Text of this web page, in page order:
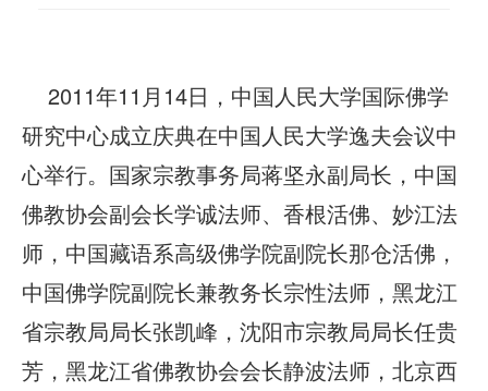
2011年11月14日，中国人民大学国际佛学
研究中心成立庆典在中国人民大学逸夫会议中
心举行。国家宗教事务局蒋坚永副局长，中国
佛教协会副会长学诚法师、香根活佛、妙江法
师，中国藏语系高级佛学院副院长那仓活佛，
中国佛学院副院长兼教务长宗性法师，黑龙江
省宗教局局长张凯峰，沈阳市宗教局局长任贵
芳，黑龙江省佛教协会会长静波法师，北京西